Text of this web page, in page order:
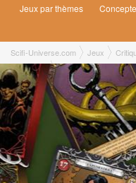
Jeux par thèmes
Scifi-Universe.com Jeux
Nathalie Z.